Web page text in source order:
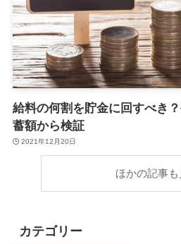
給料の何割を貯金に回すべき
蓄額から検証
2021年12月20日
ほかの記事も
カテゴリー